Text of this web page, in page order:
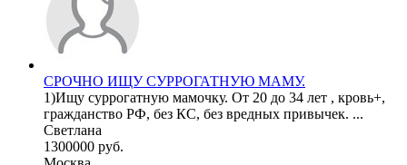
СРОЧНО ИЩУ СУРРОГАТНУЮ МАМУ.
1)Ищу суррогатную мамочку. От 20 до 34 лет , кровь+,
гражданство РФ, без КС, без вредных привычек. ...
Светлана
1300000 руб.